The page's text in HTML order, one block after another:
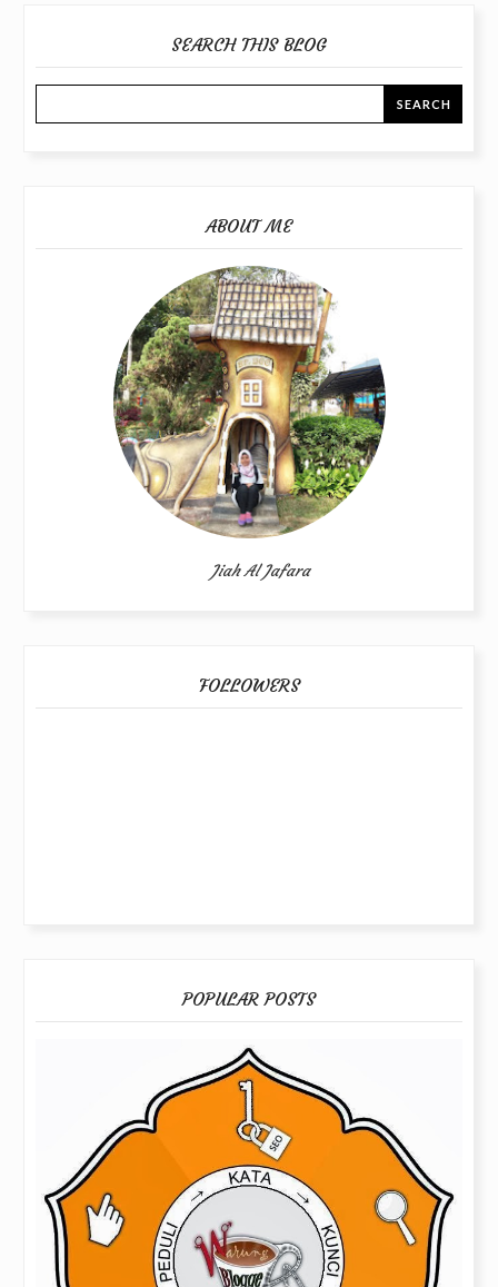
SEARCH THIS BLOG
ABOUT ME
Jiah Al Jafara
FOLLOWERS
POPULAR POSTS